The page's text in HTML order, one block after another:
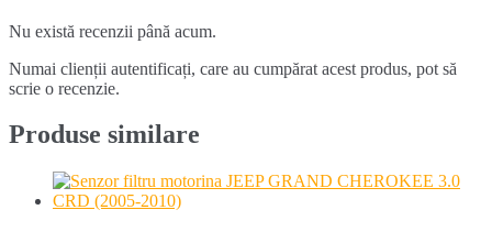
Nu există recenzii până acum.
Numai clienții autentificați, care au cumpărat acest produs, pot să
scrie o recenzie.
Produse similare